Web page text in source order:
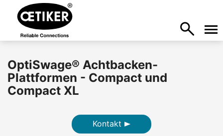
OptiSwage® Achtbacken-
Plattformen - Compact und
Compact XL
Kontakt